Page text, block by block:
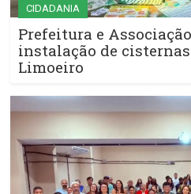
CIDADANIA
Prefeitura e
instalação de
Limoeiro